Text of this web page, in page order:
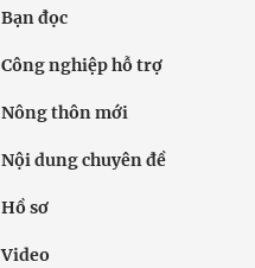
Bạn đọc
Công nghiệp hỗ trợ
Nông thôn mới
Nội dung chuyên đề
Hồ sơ
Video